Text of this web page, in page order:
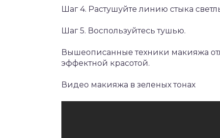
Шаг 4. Растушуйте линию стыка
Шаг 5. Воспользуйтесь тушью.
Вышеописанные техники макияжа
эффектной красотой.
Видео макияжа в зеленых тонах